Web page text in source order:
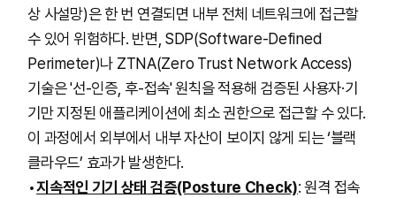
상 사설망)은 한 번 연결되면 내부 전체 네트워크에 접근할
수 있어 위험하다. 반면, SDP(Software-Defined
Perimeter)나 ZTNA(Zero Trust Network Access)
기술은 '선-인증, 후-접속' 원칙을 적용해 검증된 사용자·기
기만 지정된 애플리케이션에 최소 권한으로 접근할 수 있다.
이 과정에서 외부에서 내부 자산이 보이지 않게 되는 ‘블랙
클라우드’ 효과가 발생한다.
지속적인 기기 상태 검증(Posture Check): 원격 접속